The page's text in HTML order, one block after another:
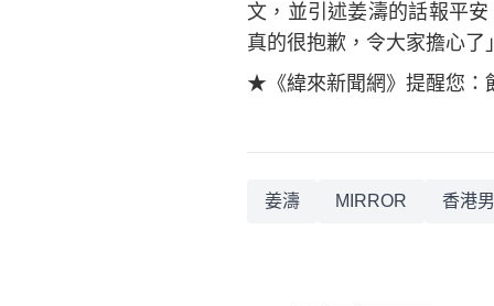
文，並引述姜濤的話報平
真的很抱歉，令大家擔心了
★《緯來新聞網》提醒您
姜濤 MIRROR 香港